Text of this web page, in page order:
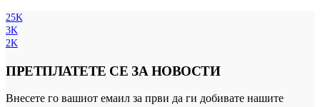
25K
3K
2K
ПРЕТПЛАТЕТЕ СЕ ЗА НОВОСТИ
Внесете го вашиот емаил за први да ги добивате нашите